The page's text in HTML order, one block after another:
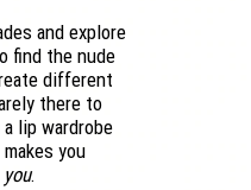
and explore
find the nude
different
there to
lip wardrobe
you
you.